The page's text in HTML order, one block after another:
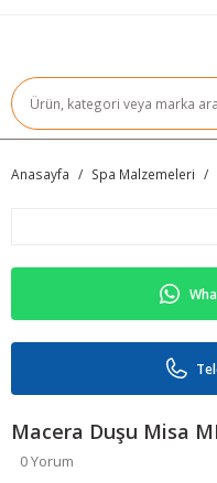
Anasayfa Spa Malzemeleri
Macera Duşu Misa
0 Yorum